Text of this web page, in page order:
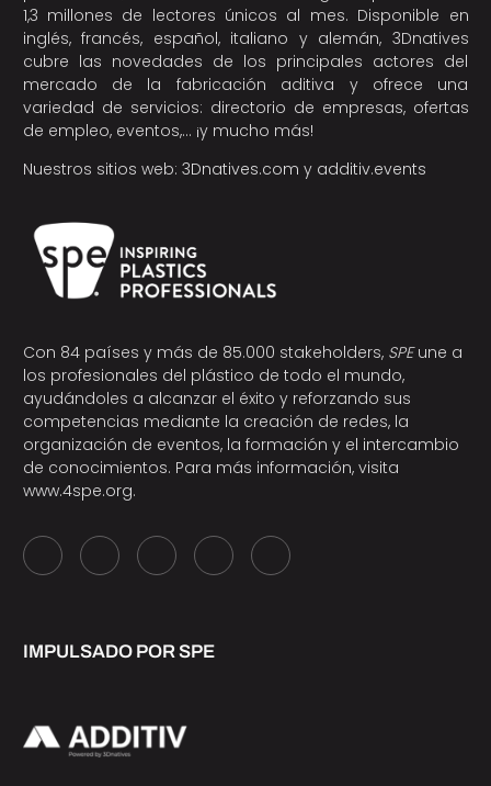
1,3 millones de lectores únicos al mes. Disponible en
inglés, francés, español, italiano y alemán, 3Dnatives
cubre las novedades de los principales actores del
mercado de la fabricación aditiva y ofrece una
variedad de servicios: directorio de empresas, ofertas
de empleo, eventos,… ¡y mucho más!
Nuestros sitios web: 3Dnatives.com y additiv.events
Con 84 países y más de 85.000 stakeholders, SPEune a
los profesionales del plástico de todo el mundo,
ayudándoles a alcanzar el éxito y reforzando sus
competencias mediante la creación de redes, la
organización de eventos, la formación y el intercambio
de conocimientos. Para más información, visita
www.4spe.org.
IMPULSADO POR SPE